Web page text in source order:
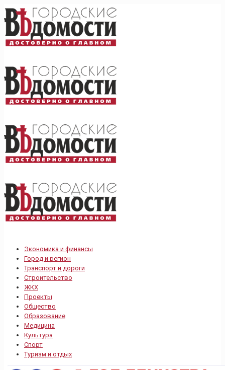
Экономика и финансы
Город и регион
Транспорт и дороги
Строительство
ЖКХ
Проекты
Общество
Образование
Медицина
Культура
Спорт
Туризм и отдых